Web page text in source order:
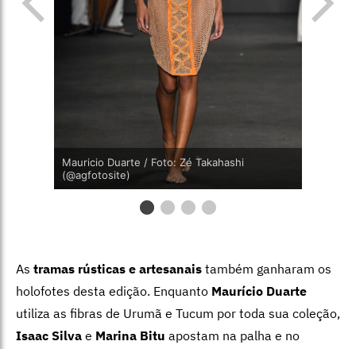
Mauricio Duarte / Foto: Zé Takahashi
(@agfotosite)
As tramas rústicas e artesanais também ganharam os
holofotes desta edição. Enquanto Maurício Duarte
utiliza as fibras de Urumã e Tucum por toda sua coleção,
Isaac Silva e Marina Bitu apostam na palha e no